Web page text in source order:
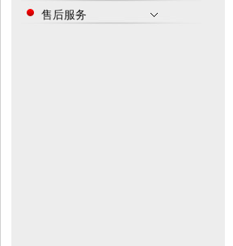
售后服务